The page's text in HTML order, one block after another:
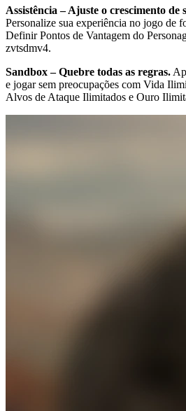
Assistência – Ajuste o crescimento de
Personalize sua experiência no jogo de
Definir Pontos de Vantagem do
zvtsdmv4.
Sandbox – Quebre todas as regras.
e jogar sem preocupações com Vida
Alvos de Ataque Ilimitados e Ouro